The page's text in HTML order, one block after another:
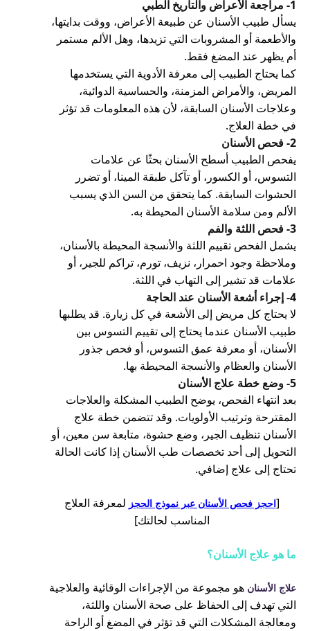
1- مراجعة الأعراض والتاريخ الطبي
يسأل طبيب الأسنان عن طبيعة الأعراض، ووقت بدايتها،
والأطعمة أو المشروبات التي تزيدها، وهل الألم مستمر
أم يظهر عند المضغ فقط.
كما يحتاج الطبيب إلى معرفة الأدوية التي يستخدمها
المريض، والأمراض المزمنة، والحساسية الدوائية،
وعلاجات الأسنان السابقة، لأن هذه المعلومات قد تؤثر
في خطة العلاج.
2- فحص الأسنان
يفحص الطبيب أسطح الأسنان بحثًا عن علامات
التسوس، أو الكسور، أو تآكل طبقة المينا، أو تضرر
الحشوات السابقة. كما يتحقق من السن الذي يسبب
الألم ومن سلامة الأسنان المحيطة به.
3- فحص اللثة والفم
يشمل الفحص تقييم اللثة والأنسجة المحيطة بالأسنان،
وملاحظة وجود احمرار، نزيف، تورم، تراكم للجير، أو
علامات قد تشير إلى التهاب في اللثة.
4- إجراء أشعة الأسنان عند الحاجة
لا يحتاج كل مريض إلى الأشعة في كل زيارة. قد يطلبها
طبيب الأسنان عندما يحتاج إلى تقييم التسوس بين
الأسنان، أو معرفة عمق التسوس، أو فحص جذور
الأسنان والعظام والأنسجة المحيطة بها.
5- وضع خطة علاج الأسنان
بعد انتهاء الفحص، يوضح الطبيب المشكلة والعلاجات
المقترحة وترتيب الأولويات. وقد تتضمن خطة علاج
الأسنان تنظيف الجير، وضع حشوة، متابعة سن معين، أو
التحويل إلى أحد تخصصات طب الأسنان إذا كانت الحالة
تحتاج إلى علاج إضافي.
[احجز فحص الأسنان عبر نموذج الحجز لمعرفة العلاج
المناسب لحالتك]
ما هو علاج الأسنان؟
علاج الأسنان هو مجموعة من الإجراءات الوقائية والعلاجية
التي تهدف إلى الحفاظ على صحة الأسنان واللثة،
ومعالجة المشكلات التي قد تؤثر في المضغ أو الراحة